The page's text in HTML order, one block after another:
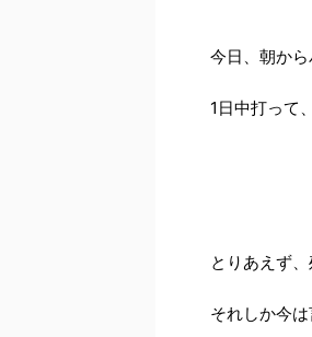
今日、朝から
1日中打って
とりあえず、
それしか今は